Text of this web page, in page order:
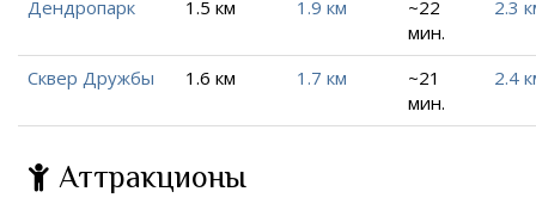
Дендропарк 1.5 км 1.9 км
~22
мин.
2.3
Сквер Дружбы 1.6 км 1.7 км
~21
мин.
2.4
Аттракционы